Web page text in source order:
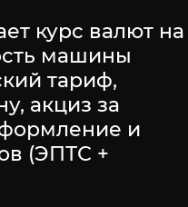
курс валют на
машины
тариф,
акциз за
и
(ЭПТС +